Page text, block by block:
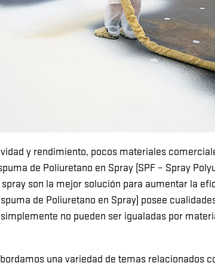
y rendimiento, pocos materiales
de Poliuretano en Spray (SPF – Spray
son la mejor solución para aumentar la
de Poliuretano en Spray) posee
no pueden ser igualadas por
una variedad de temas relacionados